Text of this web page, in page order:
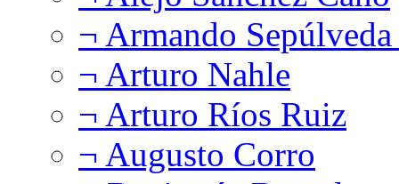
¬ Armando
¬ Arturo Nahle
¬ Arturo Ríos Ruiz
¬ Augusto Corro